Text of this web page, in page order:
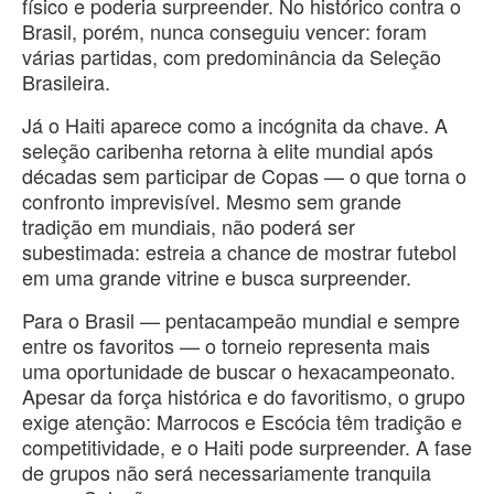
Brasil, porém, nunca conseguiu vencer: foram
várias partidas, com predominância da Seleção
Brasileira.
Já o Haiti aparece como a incógnita da chave. A
seleção caribenha retorna à elite mundial após
décadas sem participar de Copas — o que torna o
confronto imprevisível. Mesmo sem grande
tradição em mundiais, não poderá ser
subestimada: estreia a chance de mostrar futebol
em uma grande vitrine e busca surpreender.
Para o Brasil — pentacampeão mundial e sempre
entre os favoritos — o torneio representa mais
uma oportunidade de buscar o hexacampeonato.
Apesar da força histórica e do favoritismo, o grupo
exige atenção: Marrocos e Escócia têm tradição e
competitividade, e o Haiti pode surpreender. A fase
de grupos não será necessariamente tranquila